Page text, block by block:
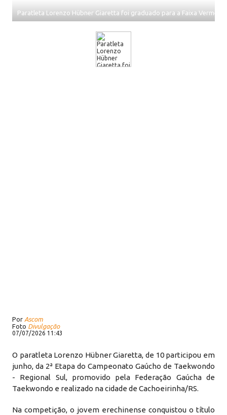
Paratleta Lorenzo Hübner Giaretta foi graduado para a Faixa
Por Ascom
Foto Divulgação
07/07/2026 11:43
O paratleta Lorenzo Hübner Giaretta, de 10 participou em
junho, da 2ª Etapa do Campeonato Gaúcho de Taekwondo
- Regional Sul, promovido pela Federação Gaúcha de
Taekwondo e realizado na cidade de Cachoeirinha/RS.
Na competição, o jovem erechinense conquistou o título